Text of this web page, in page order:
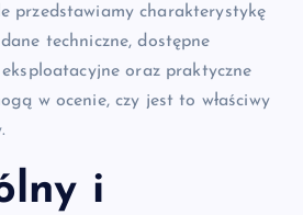
przedstawiamy charakterystykę
techniczne, dostępne
oraz praktyczne
w ocenie, czy jest to właściwy
i